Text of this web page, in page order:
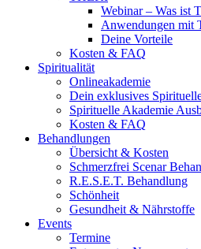
Webinar – Was ist
Anwendungen mit
Deine Vorteile
Kosten & FAQ
Spiritualität
Onlineakademie
Dein exklusives
Spirituelle Akademie
Kosten & FAQ
Behandlungen
Übersicht & Kosten
Schmerzfrei Scenar
R.E.S.E.T. Behandlung
Schönheit
Gesundheit & Nährstoffe
Events
Termine